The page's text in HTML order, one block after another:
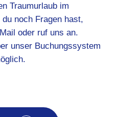
Traumurlaub im
noch Fragen hast,
oder ruf uns an.
unser Buchungssystem